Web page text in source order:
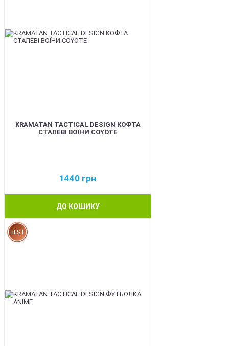
KRAMATAN TACTICAL DESIGN КОФТА
СТАЛЕВІ ВОЇНИ COYOTE
1440 грн
ДО КОШИКУ
BEST